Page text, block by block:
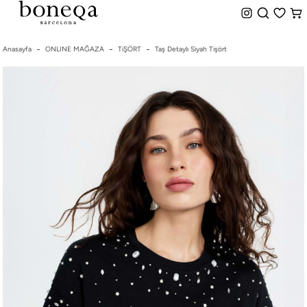
%50 ye Varan İndirim Hemen Teslim Seçeneği
Anasayfa ONLINE MAĞAZA TiŞÖRT Taş Detaylı Siyah Tişört
PARTİ & GECE KOLEKSİYONU
SPOR KOLEKSİYON